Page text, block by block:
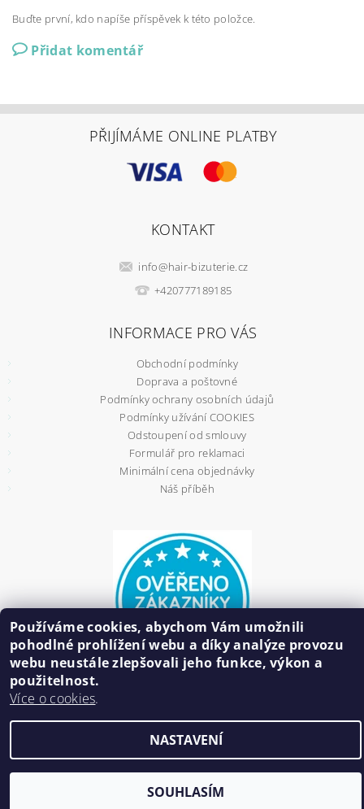
Buďte první, kdo napíše příspěvek k této položce.
Přidat komentář
PŘIJÍMÁME ONLINE PLATBY
KONTAKT
info@hair-bizuterie.cz
+420777189185
INFORMACE PRO VÁS
Obchodní podmínky
Doprava a poštovné
Podmínky ochrany osobních údajů
Podmínky užívání COOKIES
Odstoupení od smlouvy
Formulář pro reklamaci
Minimální cena objednávky
Náš příběh
2026 ©HAIR BIŽUTERIE, všechna práva vyhrazena
Vytvořil Shoptet
Používáme cookies, abychom Vám umožnili
pohodlné prohlížení webu a díky analýze provozu
webu neustále zlepšovali jeho funkce, výkon a
použitelnost.
Více o cookies.
NASTAVENÍ
SOUHLASÍM